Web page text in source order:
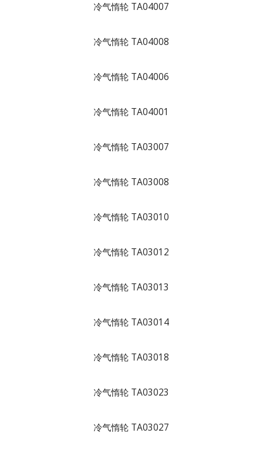
冷气惰轮 TA04007
冷气惰轮 TA04008
冷气惰轮 TA04006
冷气惰轮 TA04001
冷气惰轮 TA03007
冷气惰轮 TA03008
冷气惰轮 TA03010
冷气惰轮 TA03012
冷气惰轮 TA03013
冷气惰轮 TA03014
冷气惰轮 TA03018
冷气惰轮 TA03023
冷气惰轮 TA03027